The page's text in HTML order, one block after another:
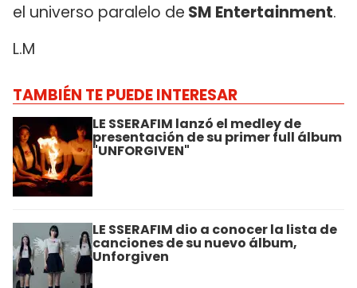
el universo paralelo de SM Entertainment.
L.M
TAMBIÉN TE PUEDE INTERESAR
LE SSERAFIM lanzó el medley de
presentación de su primer full álbum
"UNFORGIVEN"
LE SSERAFIM dio a conocer la lista de
canciones de su nuevo álbum,
Unforgiven